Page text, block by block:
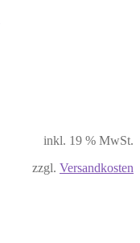
inkl. 19 % MwSt.
zzgl. Versandkosten